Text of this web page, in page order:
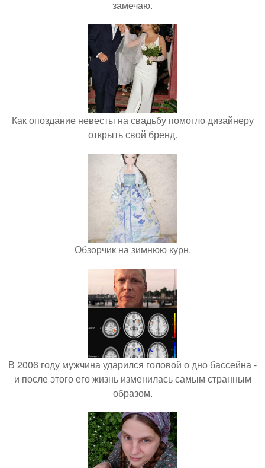
замечаю.
Как опоздание невесты на свадьбу помогло дизайнеру
открыть свой бренд.
Обзорчик на зимнюю курн.
В 2006 году мужчина ударился головой о дно бассейна -
и после этого его жизнь изменилась самым странным
образом.